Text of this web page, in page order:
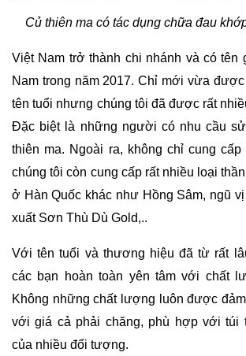
Củ thiên ma có tác dụng chữa đau
Việt Nam trở thành chi nhánh và có tên
Nam trong năm 2017. Chỉ mới vừa
tên tuổi nhưng chúng tôi đã được rất
Đặc biệt là những người có nhu cầu
thiên ma. Ngoài ra, không chỉ cung cấp
chúng tôi còn cung cấp rất nhiều loại
ở Hàn Quốc khác như Hồng Sâm, ngũ
xuất Sơn Thù Dù Gold,..
Với tên tuổi và thương hiệu đã từ rất
các bạn hoàn toàn yên tâm với chất
Không những chất lượng luôn được
với giá cả phải chăng, phù hợp với túi
của nhiều đối tượng.